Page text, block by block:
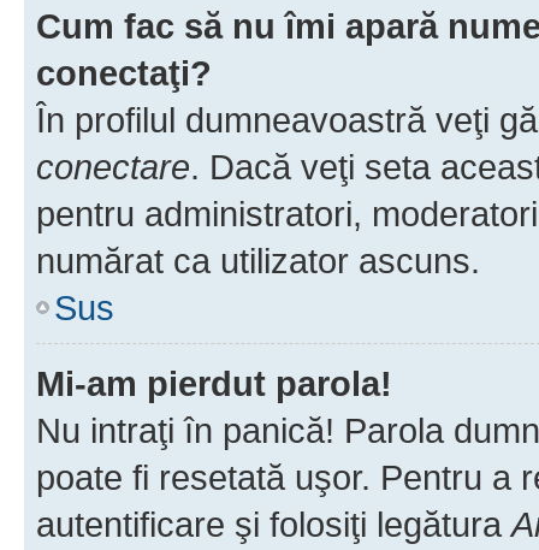
Cum fac să nu îmi apară
conectaţi?
În profilul dumneavoastră veţi
conectare. Dacă veţi seta
pentru administratori,
numărat ca utilizator ascuns.
Sus
Mi-am pierdut parola!
Nu intraţi în panică! Parola
poate fi resetată uşor. Pentru a
autentificare şi folosiţi legătura